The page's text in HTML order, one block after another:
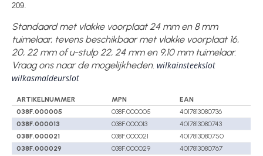
209.
Standaard met vlakke voorplaat 24 mm en 8 mm
tuimelaar, tevens beschikbaar met vlakke voorplaat 16,
20, 22 mm of u-stulp 22, 24 mm en 9,10 mm tuimelaar.
Vraag ons naar de mogelijkheden.wilkainsteekslot
wilkasmaldeurslot
ARTIKELNUMMER MPN
EAN
038F.000005
038F.000005
4017813080736
038F.000013
038F.000013
4017813080743
038F.000021
038F.000021
4017813080750
038F.000029
038F.000029
4017813080767